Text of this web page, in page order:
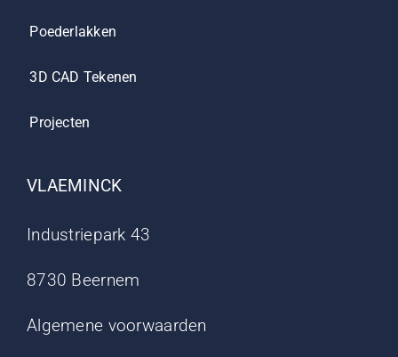
Poederlakken
3D CAD Tekenen
Projecten
VLAEMINCK
Industriepark 43
8730 Beernem
Algemene voorwaarden